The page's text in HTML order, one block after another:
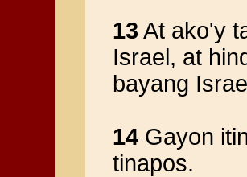
13 At ako'y
Israel, at
bayang
14 Gayon
tinapos.